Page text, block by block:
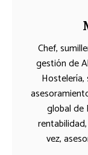
Chef,
gestión de
global de
vez,